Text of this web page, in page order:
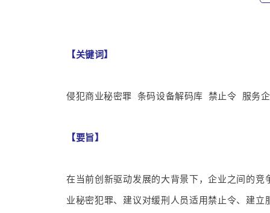
【关键词】
侵犯商业秘密罪 条码设备解码库 禁止令 服务
【要旨】
在当前创新驱动发展的大背景下，企业之间的
业秘密犯罪、建议对缓刑人员适用禁止令、建